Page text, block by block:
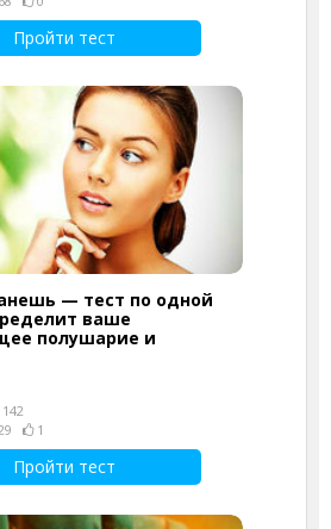
Пройти тест
— тест по одной
ваше
полушарие и
1
Пройти тест